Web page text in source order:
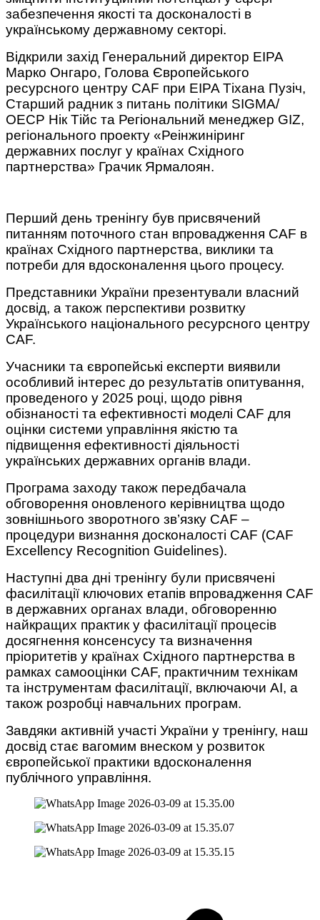
забезпечення якості та досконалості в
українському державному секторі.
Відкрили захід Генеральний директор ЕІРА
Марко Онгаро, Голова Європейського
ресурсного центру CAF при EIPA Тіхана Пузіч,
Старший радник з питань політики SIGMA/
ОЕСР Нік Тійс та Регіональний менеджер GIZ,
регіонального проекту «Реінжиніринг
державних послуг у країнах Східного
партнерства» Грачик Ярмалоян.
Перший день тренінгу був присвячений
питанням поточного стан впровадження CAF в
країнах Східного партнерства, виклики та
потреби для вдосконалення цього процесу.
Представники України презентували власний
досвід, а також перспективи розвитку
Українського національного ресурсного центру
CAF.
Учасники та європейські експерти виявили
особливий інтерес до результатів опитування,
проведеного у 2025 році, щодо рівня
обізнаності та ефективності моделі CAF для
оцінки системи управління якістю та
підвищення ефективності діяльності
українських державних органів влади.
Програма заходу також передбачала
обговорення оновленого керівництва щодо
зовнішнього зворотного зв’язку CAF –
процедури визнання досконалості CAF (CAF
Excellency Recognition Guidelines).
Наступні два дні тренінгу були присвячені
фасилітації ключових етапів впровадження CAF
в державних органах влади, обговоренню
найкращих практик у фасилітації процесів
досягнення консенсусу та визначення
пріоритетів у країнах Східного партнерства в
рамках самооцінки CAF, практичним технікам
та інструментам фасилітації, включаючи AI, а
також розробці навчальних програм.
Завдяки активній участі України у тренінгу, наш
досвід стає вагомим внеском у розвиток
європейської практики вдосконалення
публічного управління.